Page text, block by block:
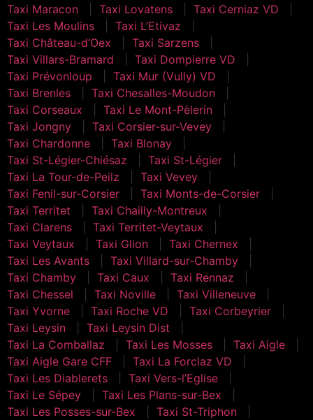
Taxi Maracon
Taxi Lovatens
Taxi Cerniaz VD
Taxi Les Moulins
Taxi L’Etivaz
Taxi Château-d’Oex
Taxi Sarzens
Taxi Villars-Bramard
Taxi Dompierre VD
Taxi Prévonloup
Taxi Mur (Vully) VD
Taxi Brenles
Taxi Chesalles-Moudon
Taxi Corseaux
Taxi Le Mont-Pèlerin
Taxi Jongny
Taxi Corsier-sur-Vevey
Taxi Chardonne
Taxi Blonay
Taxi St-Légier-Chiésaz
Taxi St-Légier
Taxi La Tour-de-Peilz
Taxi Vevey
Taxi Fenil-sur-Corsier
Taxi Monts-de-Corsier
Taxi Territet
Taxi Chailly-Montreux
Taxi Clarens
Taxi Territet-Veytaux
Taxi Veytaux
Taxi Glion
Taxi Chernex
Taxi Les Avants
Taxi Villard-sur-Chamby
Taxi Chamby
Taxi Caux
Taxi Rennaz
Taxi Chessel
Taxi Noville
Taxi Villeneuve
Taxi Yvorne
Taxi Roche VD
Taxi Corbeyrier
Taxi Leysin
Taxi Leysin Dist
Taxi La Comballaz
Taxi Les Mosses
Taxi Aigle
Taxi Aigle Gare CFF
Taxi La Forclaz VD
Taxi Les Diablerets
Taxi Vers-l’Eglise
Taxi Le Sépey
Taxi Les Plans-sur-Bex
Taxi Les Posses-sur-Bex
Taxi St-Triphon